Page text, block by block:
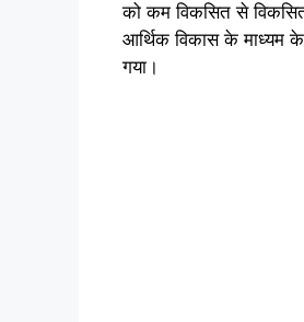
को कम विकसित से
आर्थिक विकास के माध्यम के
गया।